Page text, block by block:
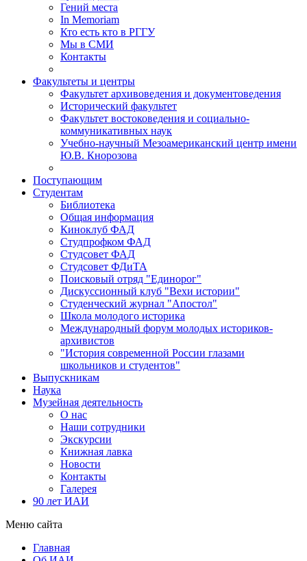
Гений места
In Memoriam
Кто есть кто в РГГУ
Мы в СМИ
Контакты
Факультеты и центры
Факультет архивоведения и документоведения
Исторический факультет
Факультет востоковедения и социально-
коммуникативных наук
Учебно-научный Мезоамериканский центр имени
Ю.В. Кнорозова
Поступающим
Студентам
Библиотека
Общая информация
Киноклуб ФАД
Студпрофком ФАД
Студсовет ФАД
Студсовет ФДиТА
Поисковый отряд "Единорог"
Дискуссионный клуб "Вехи истории"
Студенческий журнал "Апостол"
Школа молодого историка
Международный форум молодых историков-
архивистов
"История современной России глазами
школьников и студентов"
Выпускникам
Наука
Музейная деятельность
О нас
Наши сотрудники
Экскурсии
Книжная лавка
Новости
Контакты
Галерея
90 лет ИАИ
Меню сайта
Главная